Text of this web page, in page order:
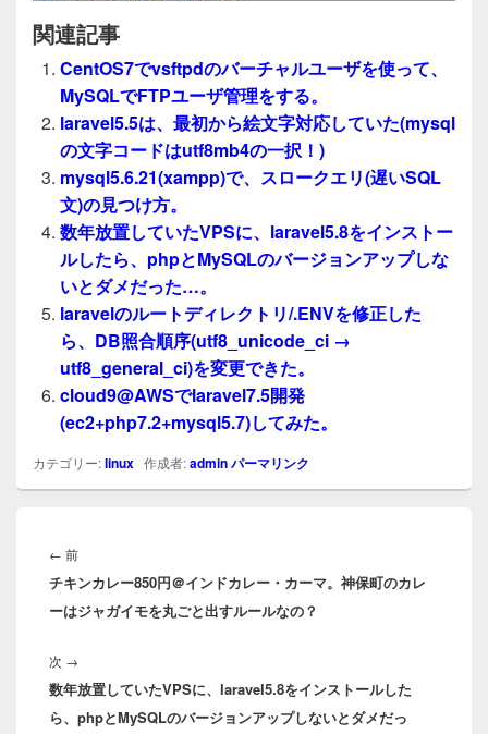
関連記事
CentOS7でvsftpdのバーチャルユーザを使って、
MySQLでFTPユーザ管理をする。
laravel5.5は、最初から絵文字対応していた(mysql
の文字コードはutf8mb4の一択！)
mysql5.6.21(xampp)で、スロークエリ(遅いSQL
文)の見つけ方。
数年放置していたVPSに、laravel5.8をインストー
ルしたら、phpとMySQLのバージョンアップしな
いとダメだった…。
laravelのルートディレクトリ/.ENVを修正した
ら、DB照合順序(utf8_unicode_ci →
utf8_general_ci)を変更できた。
cloud9@AWSでlaravel7.5開発
(ec2+php7.2+mysql5.7)してみた。
カテゴリー:linux 作成者:adminパーマリンク
稿
ナ
ビ
ゲ
シ
ョ
ン
← 前前
の
投
チキンカレー850円＠インドカレー・カーマ。神保町のカレ
ーはジャガイモを丸ごと出すルールなの？
次 →
の
投
数年放置していたVPSに、laravel5.8をインストールした
ら、phpとMySQLのバージョンアップしないとダメだっ